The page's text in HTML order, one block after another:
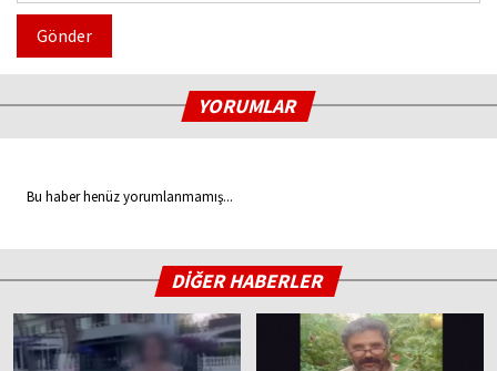
Gönder
YORUMLAR
Bu haber henüz yorumlanmamış...
DİĞER HABERLER